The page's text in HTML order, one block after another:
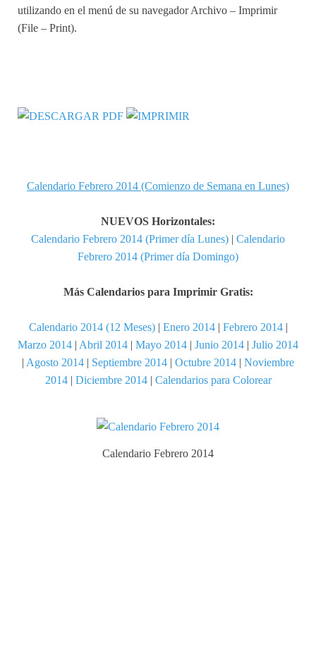
utilizando en el menú de su navegador Archivo – Imprimir
(File – Print).
Calendario Febrero 2014 (Comienzo de Semana en Lunes)
NUEVOS Horizontales:
Calendario Febrero 2014 (Primer día Lunes) | Calendario
Febrero 2014 (Primer día Domingo)
Más Calendarios para Imprimir Gratis:
Calendario 2014 (12 Meses)| Enero 2014| Febrero 2014|
Marzo 2014 | Abril 2014 | Mayo 2014 | Junio 2014 | Julio 2014
| Agosto 2014 | Septiembre 2014 | Octubre 2014 | Noviembre
2014| Diciembre 2014| Calendarios para Colorear
Calendario Febrero 2014